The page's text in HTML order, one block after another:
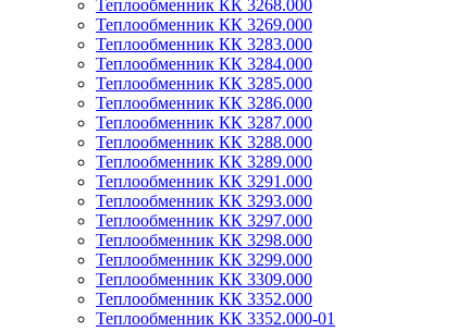
Теплообменник КК 3268.000
Теплообменник КК 3269.000
Теплообменник КК 3283.000
Теплообменник КК 3284.000
Теплообменник КК 3285.000
Теплообменник КК 3286.000
Теплообменник КК 3287.000
Теплообменник КК 3288.000
Теплообменник КК 3289.000
Теплообменник КК 3291.000
Теплообменник КК 3293.000
Теплообменник КК 3297.000
Теплообменник КК 3298.000
Теплообменник КК 3299.000
Теплообменник КК 3309.000
Теплообменник КК 3352.000
Теплообменник КК 3352.000-01